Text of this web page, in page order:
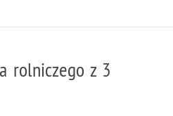
rolniczego z 3